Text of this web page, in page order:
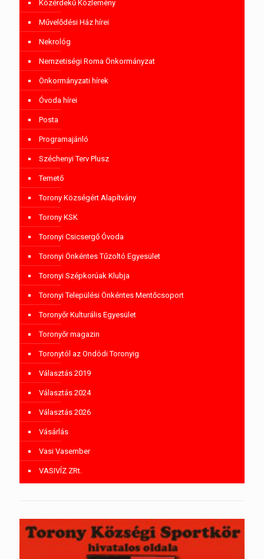
Közérdekű Közlemény
Művelődési Ház hírei
Nekrológ
Nemzetiségi Roma Önkormányzat
Önkormányzati hírek
Óvoda hírei
Posta
Programajánló
Széchenyi Terv Plusz
Temető
Torony Községért Alapítvány
Torony KSK
Toronyi Csicsergő Óvoda
Toronyi Önkéntes Tűzoltó Egyesület
Toronyi Szépkorúak Klubja
Toronyi Települési Önkéntes Mentőcsoport
Toronyőr Kulturális Egyesület
Toronyőr magazin
Toronytól az Ondódi Toronyig
Választás 2019
Választás 2024
Választás 2026
Vásárlás
Vasi Vasember
VASIVÍZ ZRt.